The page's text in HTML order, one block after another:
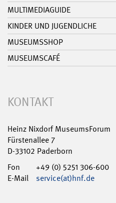
MULTIMEDIAGUIDE
KINDER UND JUGENDLICHE
MUSEUMSSHOP
MUSEUMSCAFÉ
KONTAKT
Heinz Nixdorf MuseumsForum
Fürstenallee 7
D-33102 Paderborn
Fon
+49 (0) 5251 306-600
E-Mail
service(at)hnf.de